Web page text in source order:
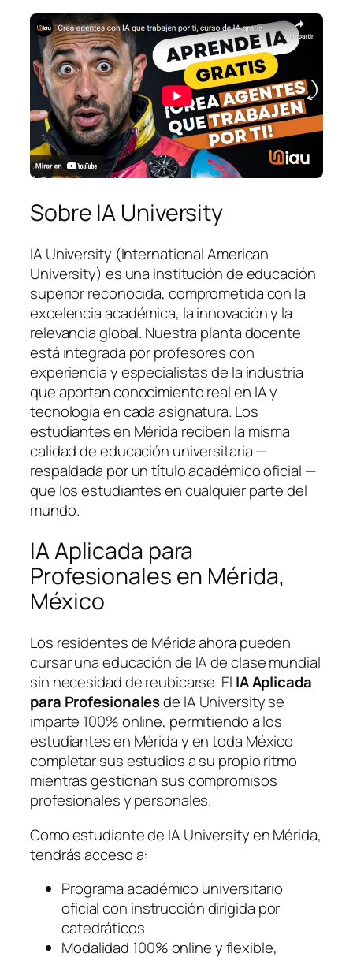
Sobre IA University
IA University (International American
University) es una institución de educación
superior reconocida, comprometida con la
excelencia académica, la innovación y la
relevancia global. Nuestra planta docente
está integrada por profesores con
experiencia y especialistas de la industria
que aportan conocimiento real en IA y
tecnología en cada asignatura. Los
estudiantes en Mérida reciben la misma
calidad de educación universitaria —
respaldada por un título académico oficial —
que los estudiantes en cualquier parte del
mundo.
IA Aplicada para
Profesionales en Mérida,
México
Los residentes de Mérida ahora pueden
cursar una educación de IA de clase mundial
sin necesidad de reubicarse. El IA Aplicada
para Profesionalesde IA University se
imparte 100% online, permitiendo a los
estudiantes en Mérida y en toda México
completar sus estudios a su propio ritmo
mientras gestionan sus compromisos
profesionales y personales.
Como estudiante de IA University en Mérida,
tendrás acceso a:
Programa académico universitario
oficial con instrucción dirigida por
catedráticos
Modalidad 100% online y flexible,